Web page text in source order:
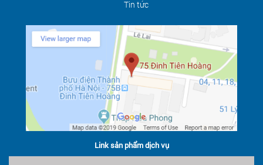
Tin tức
Link sản phẩm dịch vụ